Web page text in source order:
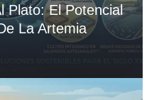
Plato: El Potencial
La Artemia